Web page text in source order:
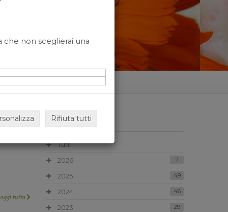
tutto
ARCHIVIO
Tutti
2026
7
2025 49
2024 46
2023 29
che non sceglierai una
Rifiuta tutti